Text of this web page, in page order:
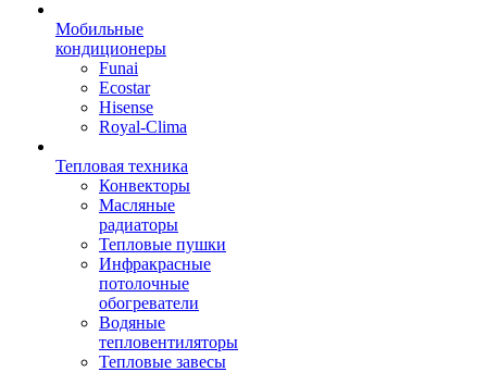
Мобильные
кондиционеры
Funai
Ecostar
Hisense
Royal-Clima
Тепловая техника
Конвекторы
Масляные
радиаторы
Тепловые пушки
Инфракрасные
потолочные
обогреватели
Водяные
тепловентиляторы
Тепловые завесы